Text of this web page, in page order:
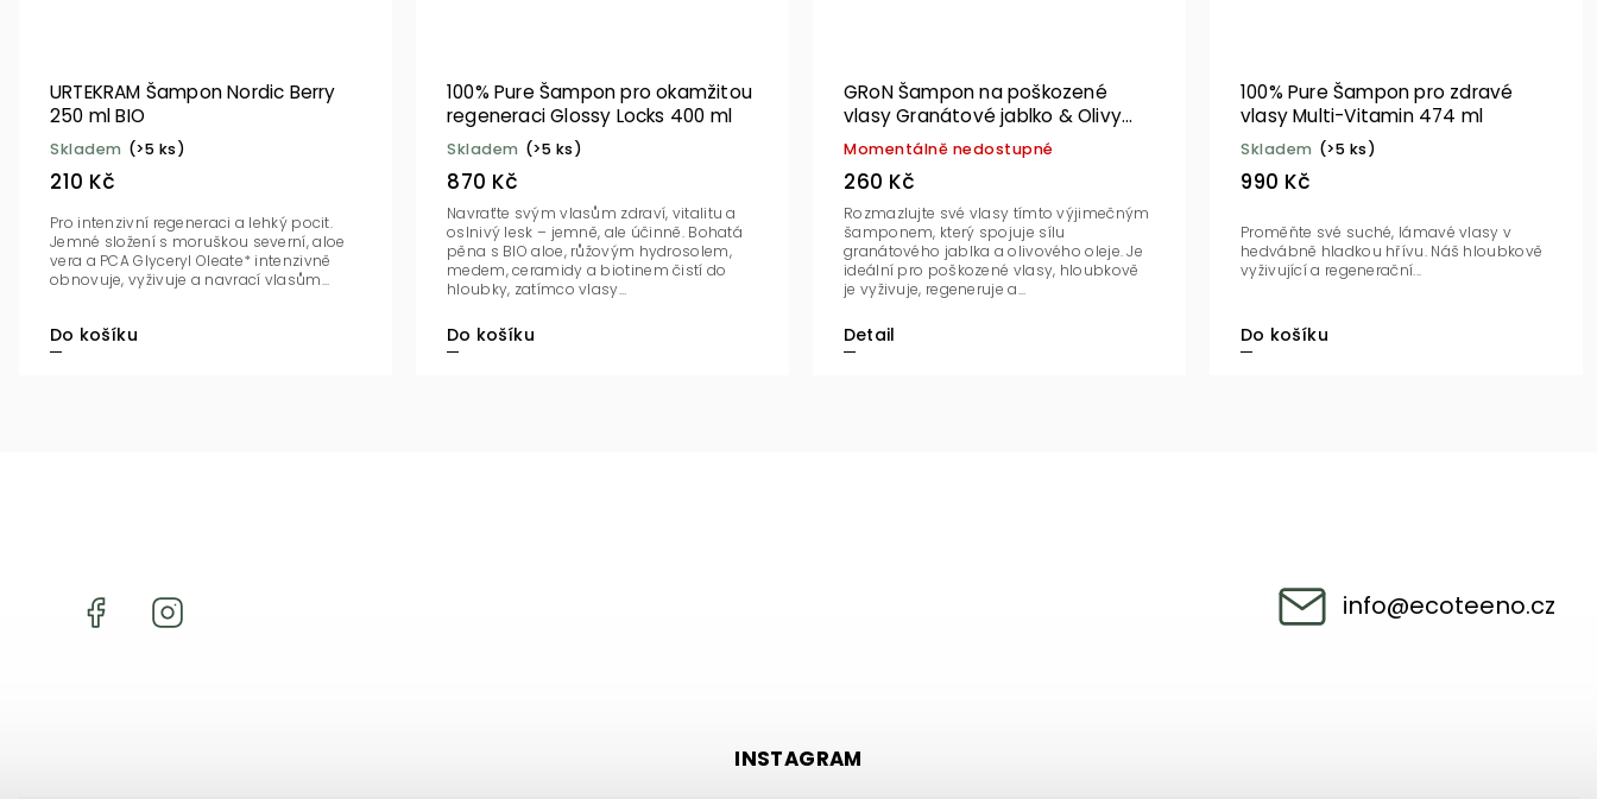
URTEKRAM Šampon Nordic Berry
250 ml BIO
Skladem (>5 ks)
210 Kč
Do košíku
Pro intenzivní regeneraci a lehký pocit.
Jemné složení s moruškou severní, aloe
vera a PCA Glyceryl Oleate* intenzivně
obnovuje, vyživuje a navrací vlasům...
100% Pure Šampon pro okamžitou
regeneraci Glossy Locks 400 ml
Skladem (>5 ks)
870 Kč
Do košíku
Navraťte svým vlasům zdraví, vitalitu a
oslnivý lesk – jemně, ale účinně. Bohatá
pěna s BIO aloe, růžovým hydrosolem,
medem, ceramidy a biotinem čistí do
hloubky, zatímco vlasy...
GRoN Šampon na poškozené
vlasy Granátové jablko & Olivy
250 ml BIO
Momentálně nedostupné
260 Kč
Detail
Rozmazlujte své vlasy tímto výjimečným
šamponem, který spojuje sílu
granátového jablka a olivového oleje. Je
ideální pro poškozené vlasy, hloubkově
je vyživuje, regeneruje a...
100% Pure Šampon pro zdravé
vlasy Multi-Vitamin 474 ml
Skladem (>5 ks)
990 Kč
Do košíku
Proměňte své suché, lámavé vlasy v
hedvábně hladkou hřívu. Náš hloubkově
vyživující a regenerační...
info@ecoteeno.cz
INSTAGRAM